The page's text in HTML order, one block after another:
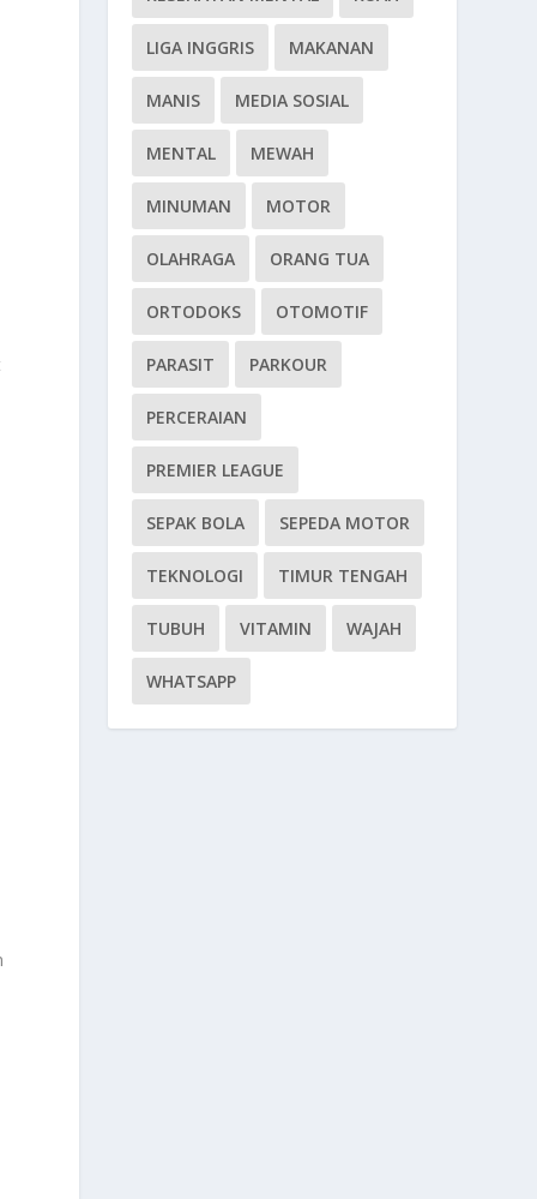
LIGA INGGRIS MAKANAN
MANIS MEDIA SOSIAL
MENTAL MEWAH
MINUMAN MOTOR
OLAHRAGA ORANG TUA
ORTODOKS OTOMOTIF
PARASIT PARKOUR
PERCERAIAN
PREMIER LEAGUE
SEPAK BOLA SEPEDA MOTOR
TEKNOLOGI TIMUR TENGAH
TUBUH VITAMIN WAJAH
WHATSAPP